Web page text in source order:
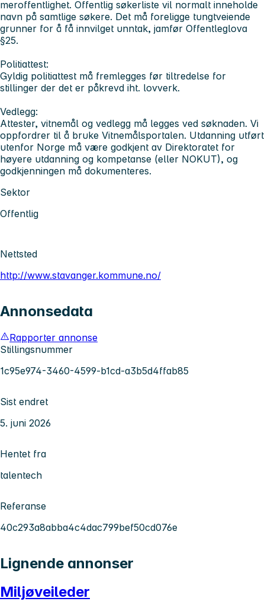
meroffentlighet. Offentlig søkerliste vil normalt inneholde
navn på samtlige søkere. Det må foreligge tungtveiende
grunner for å få innvilget unntak, jamfør Offentleglova
§25.
Politiattest:
Gyldig politiattest må fremlegges før tiltredelse for
stillinger der det er påkrevd iht. lovverk.
Vedlegg:
Attester, vitnemål og vedlegg må legges ved søknaden. Vi
oppfordrer til å bruke Vitnemålsportalen. Utdanning utført
utenfor Norge må være godkjent av Direktoratet for
høyere utdanning og kompetanse (eller NOKUT), og
godkjenningen må dokumenteres.
Sektor
Offentlig
Nettsted
http://www.stavanger.kommune.no/
Annonsedata
Rapporter annonse
Stillingsnummer
1c95e974-3460-4599-b1cd-a3b5d4ffab85
Sist endret
5. juni 2026
Hentet fra
talentech
Referanse
40c293a8abba4c4dac799bef50cd076e
Lignende annonser
Miljøveileder